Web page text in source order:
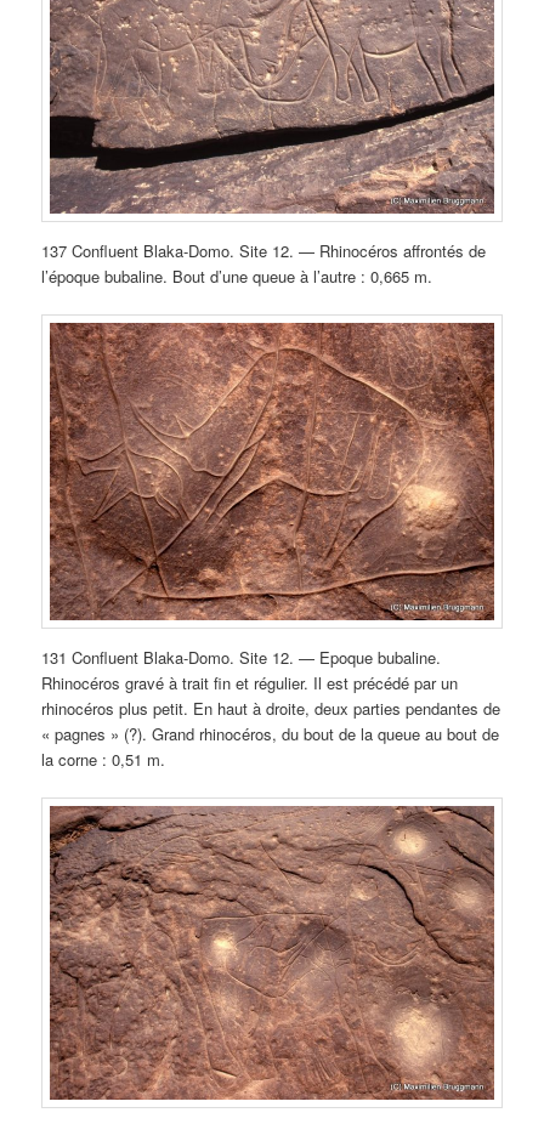
137 Confluent Blaka-Domo. Site 12. — Rhinocéros affrontés de
l’époque bubaline. Bout d’une queue à l’autre : 0,665 m.
131 Confluent Blaka-Domo. Site 12. — Epoque bubaline.
Rhinocéros gravé à trait fin et régulier. Il est précédé par un
rhinocéros plus petit. En haut à droite, deux parties pendantes de
« pagnes » (?). Grand rhinocéros, du bout de la queue au bout de
la corne : 0,51 m.